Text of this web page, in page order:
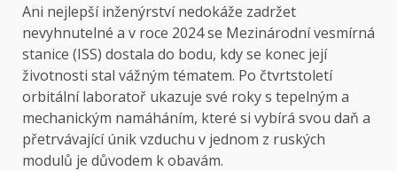
Ani nejlepší inženýrství nedokáže zadržet
nevyhnutelné a v roce 2024 se Mezinárodní vesmírná
stanice (ISS) dostala do bodu, kdy se konec její
životnosti stal vážným tématem. Po čtvrtstoletí
orbitální laboratoř ukazuje své roky s tepelným a
mechanickým namáháním, které si vybírá svou daň a
přetrvávající únik vzduchu v jednom z ruských
modulů je důvodem k obavám.